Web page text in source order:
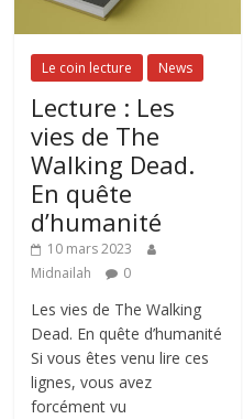
Le coin lecture News
Lecture : Les
vies de The
Walking Dead.
En quête
d’humanité
10 mars 2023
Midnailah
0
Les vies de The Walking
Dead. En quête d’humanité
Si vous êtes venu lire ces
lignes, vous avez
forcément vu